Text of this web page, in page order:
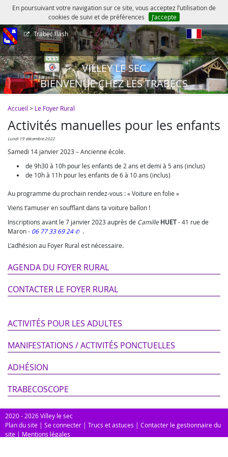
En poursuivant votre navigation sur ce site, vous acceptez l’utilisation de
cookies de suivi et de préférences
J’accepte
Trabec flash
VILLEY LE SEC
BIENVENUE CHEZ LES TRABECS
Accueil > Le Foyer Rural
Activités manuelles pour les enfants
lundi 19 décembre 2022
Samedi 14 janvier 2023 – Ancienne école.
de 9h30 à 10h pour les enfants de 2 ans et demi à 5 ans (inclus)
de 10h à 11h pour les enfants de 6 à 10 ans (inclus)
Au programme du prochain rendez-vous : « Voiture en folie »
Viens t’amuser en soufflant dans ta voiture ballon !
Inscriptions avant le 7 janvier 2023 auprès de Camille HUET-41 rue de
Maron- 06 77 33 69 24
.
L’adhésion au Foyer Rural est nécessaire.
AGENDA DU FOYER RURAL
CONTACTER LE FOYER RURAL
ACTIVITÉS POUR LES ADULTES
MANIFESTATIONS / ACTIVITÉS PONCTUELLES
ADHÉSION
TRABECOSCOPE
2020 - 2026 Villey le sec
Plan du site | Se connecter | Trucs et astuces | Contacter le gestionnaire du
site | Mentions légales